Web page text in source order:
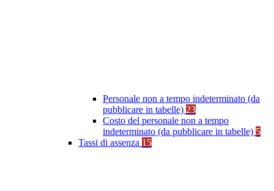
Personale non a tempo indeterminato (da
pubblicare in tabelle) 23
Costo del personale non a tempo
indeterminato (da pubblicare in tabelle) 5
Tassi di assenza 15